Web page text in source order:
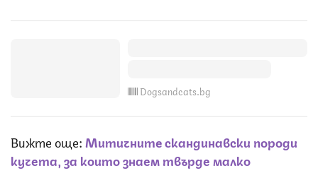
Dogsandcats.bg
Вижте още: Митичните скандинавски породи
кучета, за които знаем твърде малко